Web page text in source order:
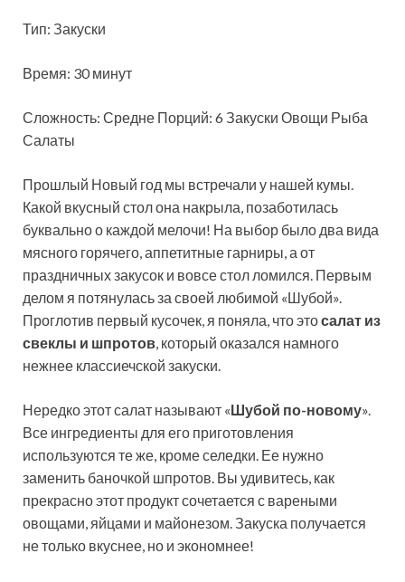
Тип: Закуски
Время: 30 минут
Сложность: Средне Порций: 6 Закуски Овощи Рыба
Салаты
Прошлый Новый год мы встречали у нашей кумы.
Какой вкусный стол она накрыла, позаботилась
буквально о каждой мелочи! На выбор было два вида
мясного горячего, аппетитные гарниры, а от
праздничных закусок и вовсе стол ломился. Первым
делом я потянулась за своей любимой «Шубой».
Проглотив первый кусочек, я поняла, что этосалат из
свеклы и шпротов , который оказался намного
нежнее классиечской закуски.
Нередко этот салат называют «Шубой по-новому».
Все ингредиенты для его приготовления
используются те же, кроме селедки. Ее нужно
заменить баночкой шпротов. Вы удивитесь, как
прекрасно этот продукт сочетается с вареными
овощами, яйцами и майонезом. Закуска получается
не только вкуснее, но и экономнее!